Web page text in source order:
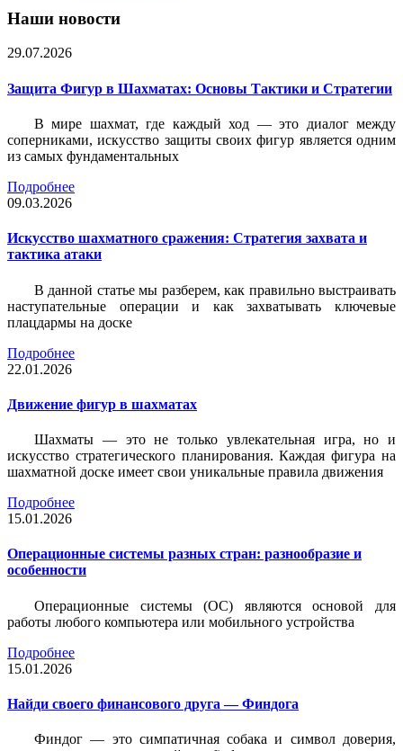
Наши новости
29.07.2026
Защита Фигур в Шахматах: Основы Тактики и Стратегии
В мире шахмат, где каждый ход — это диалог между
соперниками, искусство защиты своих фигур является одним
из самых фундаментальных
Подробнее
09.03.2026
Искусство шахматного сражения: Стратегия захвата и
тактика атаки
В данной статье мы разберем, как правильно выстраивать
наступательные операции и как захватывать ключевые
плацдармы на доске
Подробнее
22.01.2026
Движение фигур в шахматах
Шахматы — это не только увлекательная игра, но и
искусство стратегического планирования. Каждая фигура на
шахматной доске имеет свои уникальные правила движения
Подробнее
15.01.2026
Операционные системы разных стран: разнообразие и
особенности
Операционные системы (ОС) являются основой для
работы любого компьютера или мобильного устройства
Подробнее
15.01.2026
Найди своего финансового друга — Финдога
Финдог — это симпатичная собака и символ доверия,